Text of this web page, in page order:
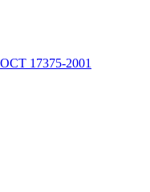
17375-2001